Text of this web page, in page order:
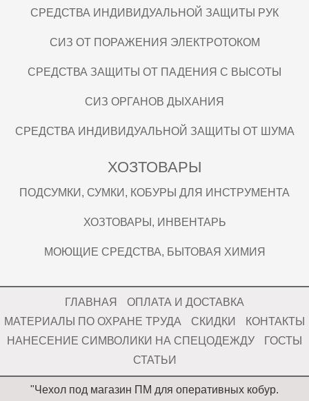
СРЕДСТВА ИНДИВИДУАЛЬНОЙ ЗАЩИТЫ РУК
СИЗ ОТ ПОРАЖЕНИЯ ЭЛЕКТРОТОКОМ
СРЕДСТВА ЗАЩИТЫ ОТ ПАДЕНИЯ С ВЫСОТЫ
СИЗ ОРГАНОВ ДЫХАНИЯ
СРЕДСТВА ИНДИВИДУАЛЬНОЙ ЗАЩИТЫ ОТ ШУМА
ХОЗТОВАРЫ
ПОДСУМКИ, СУМКИ, КОБУРЫ ДЛЯ ИНСТРУМЕНТА
ХОЗТОВАРЫ, ИНВЕНТАРЬ
МОЮЩИЕ СРЕДСТВА, БЫТОВАЯ ХИМИЯ
ГЛАВНАЯ
ОПЛАТА И ДОСТАВКА
МАТЕРИАЛЫ ПО ОХРАНЕ ТРУДА
СКИДКИ
КОНТАКТЫ
НАНЕСЕНИЕ СИМВОЛИКИ НА СПЕЦОДЕЖДУ
ГОСТЫ
СТАТЬИ
"Чехол под магазин ПМ для оперативных кобур.